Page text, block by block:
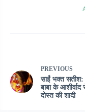
PREVIOUS
साईं भक्त सतीश:
बाबा के आशीर्वाद
दोस्त की शादी